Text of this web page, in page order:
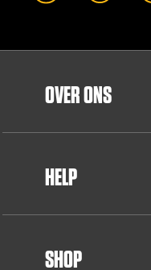
OVER ONS
HELP
SHOP